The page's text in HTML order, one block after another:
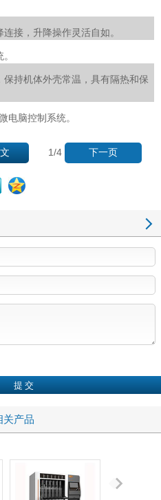
接，升降操作灵活自如。
持机体外壳常温，具有隔热和保
脑控制系统。
1/4 下一页
关产品